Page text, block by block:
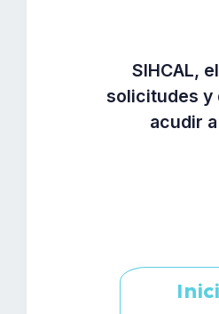
SIHCAL,
solicitudes y
acudir